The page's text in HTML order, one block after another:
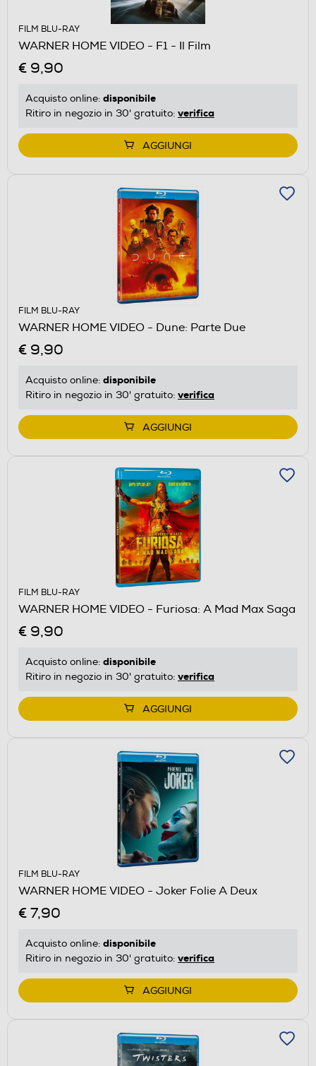
FILM BLU-RAY
WARNER HOME VIDEO - F1 - Il Film
€ 9,90
Acquisto online: disponibile
Ritiro in negozio in 30' gratuito: verifica
AGGIUNGI
FILM BLU-RAY
WARNER HOME VIDEO - Dune: Parte Due
€ 9,90
Acquisto online: disponibile
Ritiro in negozio in 30' gratuito: verifica
AGGIUNGI
FILM BLU-RAY
WARNER HOME VIDEO - Furiosa: A Mad Max Saga
€ 9,90
Acquisto online: disponibile
Ritiro in negozio in 30' gratuito: verifica
AGGIUNGI
FILM BLU-RAY
WARNER HOME VIDEO - Joker Folie A Deux
€ 7,90
Acquisto online: disponibile
Ritiro in negozio in 30' gratuito: verifica
AGGIUNGI